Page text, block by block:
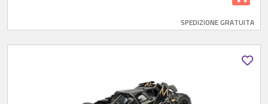
SPEDIZIONE GRATUITA